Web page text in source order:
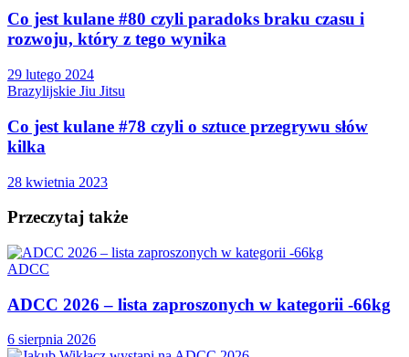
Co jest kulane #80 czyli paradoks braku czasu i
rozwoju, który z tego wynika
29 lutego 2024
Brazylijskie Jiu Jitsu
Co jest kulane #78 czyli o sztuce przegrywu słów
kilka
28 kwietnia 2023
Przeczytaj także
ADCC
ADCC 2026 – lista zaproszonych w kategorii -66kg
6 sierpnia 2026